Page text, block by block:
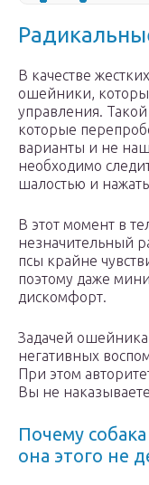
В качестве
ошейники,
управления.
которые
варианты и не
необходимо
шалостью и нажать
В этот момент в
незначительный
псы крайне
поэтому даже
дискомфорт.
Задачей
негативных
При этом
Вы не
Почему
она этого не